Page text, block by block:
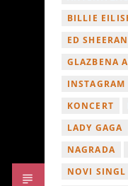
BILLIE
ED SHEERAN
GLAZBENA
INSTAGRAM
KONCERT
LADY GAGA
NAGRADA
NOVI SINGL